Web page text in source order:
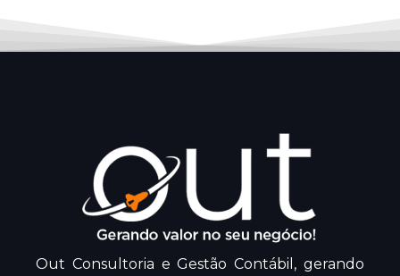
Out Consultoria e Gestão Contábil, gerando